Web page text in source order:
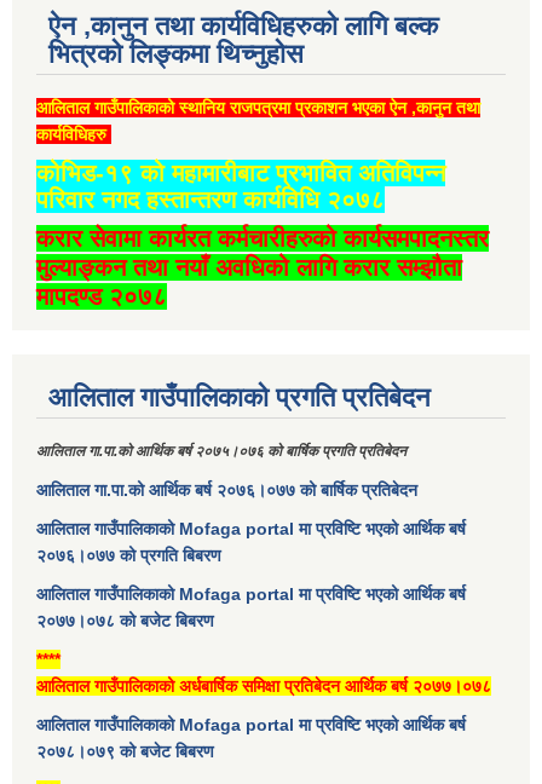
ऐन ,कानुन तथा कार्यविधिहरुको लागि बल्क
भित्रको लिङ्कमा थिच्‍नुहोस
आलिताल गाउँपालिकाको स्थानिय राजपत्रमा प्रकाशन भएका ऐन ,कानुन तथा
कार्यविधिहरु
कोभिड-१९ को महामारीबाट प्रभावित अतिविपन्न
परिवार नगद हस्तान्तरण कार्यविधि २०७८
करार सेवामा कार्यरत कर्मचारीहरुको कार्यसमपादनस्तर
मुल्याङ्कन तथा नयाँ अवधिको लागि करार सम्झौता
मापदण्ड २०७८
आलिताल गाउँपालिकाको प्रगति प्रतिबेदन
आलिताल गा.पा.को आर्थिक बर्ष २०७५।०७६ को बार्षिक प्रगति प्रतिबेदन
आलिताल गा.पा.को आर्थिक बर्ष २०७६।०७७ को बार्षिक प्रतिबेदन
आलिताल गाउँपालिकाको Mofaga portal मा प्रविष्टि भएको आर्थिक बर्ष
२०७६।०७७ को प्रगति बिबरण
आलिताल गाउँपालिकाको Mofaga portal मा प्रविष्टि भएको आर्थिक बर्ष
२०७७।०७८ को बजेट बिबरण
****
आलिताल गाउँपालिकाको अर्धबार्षिक समिक्षा प्रतिबेदन आर्थिक बर्ष २०७७।०७८
आलिताल गाउँपालिकाको Mofaga portal मा प्रविष्टि भएको आर्थिक बर्ष
२०७८।०७९ को बजेट बिबरण